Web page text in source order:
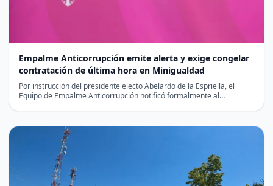
Empalme Anticorrupción emite alerta y exige congelar
contratación de última hora en Minigualdad
Por instrucción del presidente electo Abelardo de la Espriella, el
Equipo de Empalme Anticorrupción notificó formalmente al